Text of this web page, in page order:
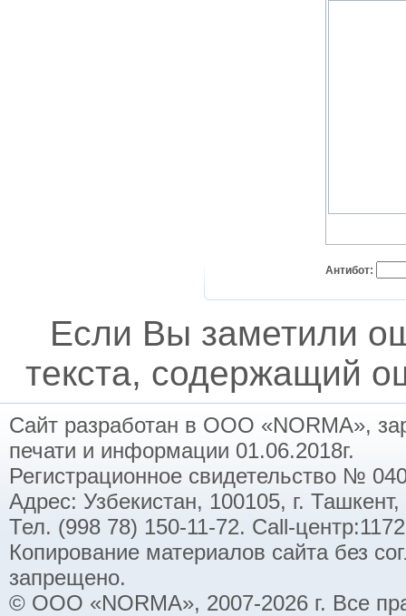
Антибот:
Если Вы заметили
текста, содержащий
Сайт разработан в ООО «NORMA»,
печати и информации 01.06.2018г.
Регистрационное свидетельство №
Адрес: Узбекистан, 100105, г.
Тел. (998 78) 150-11-72. Call-
Копирование материалов сайта без
запрещено.
© ООО «NORMA», 2007-2026 г. Все